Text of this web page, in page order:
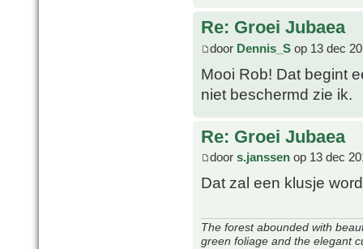
Re: Groei Jubaea
door Dennis_S op 13 dec
Mooi Rob! Dat begint
niet beschermd zie ik.
Re: Groei Jubaea
door s.janssen op 13 dec
Dat zal een klusje
The forest abounded with
green foliage and the elegant